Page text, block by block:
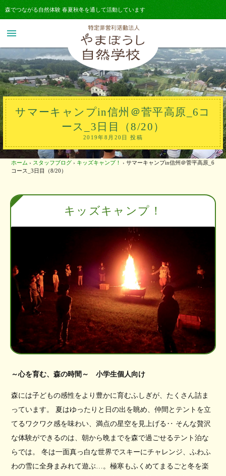
森でつながる自然体験 春夏秋冬を通して活動しています
menu
サマーキャンプin信州＠菅平高原_6コ
ース_3日目（8/20）
2019年8月20日 投稿
ホーム › スタッフブログ › キッズキャンプ！ › サマーキャンプin信州＠菅平高原_6
コース_3日目（8/20）
キッズキャンプ！
～心を育む、森の時間～ 小学生個人向け
森には子どもの感性をより豊かに育むふしぎが、たくさん詰ま
っています。 夏はゆったりと日の出を眺め、仲間とテントを立
てるワクワク感を味わい、満点の星空を見上げる‥ そんな贅沢
な体験ができるのは、朝から晩までを森で過ごせるテント泊な
らでは。 冬は一面真っ白な世界でスキーにチャレンジ、ふわふ
わの雪に全身まみれて遊ぶ…。極寒もふくめてまるごと冬を楽